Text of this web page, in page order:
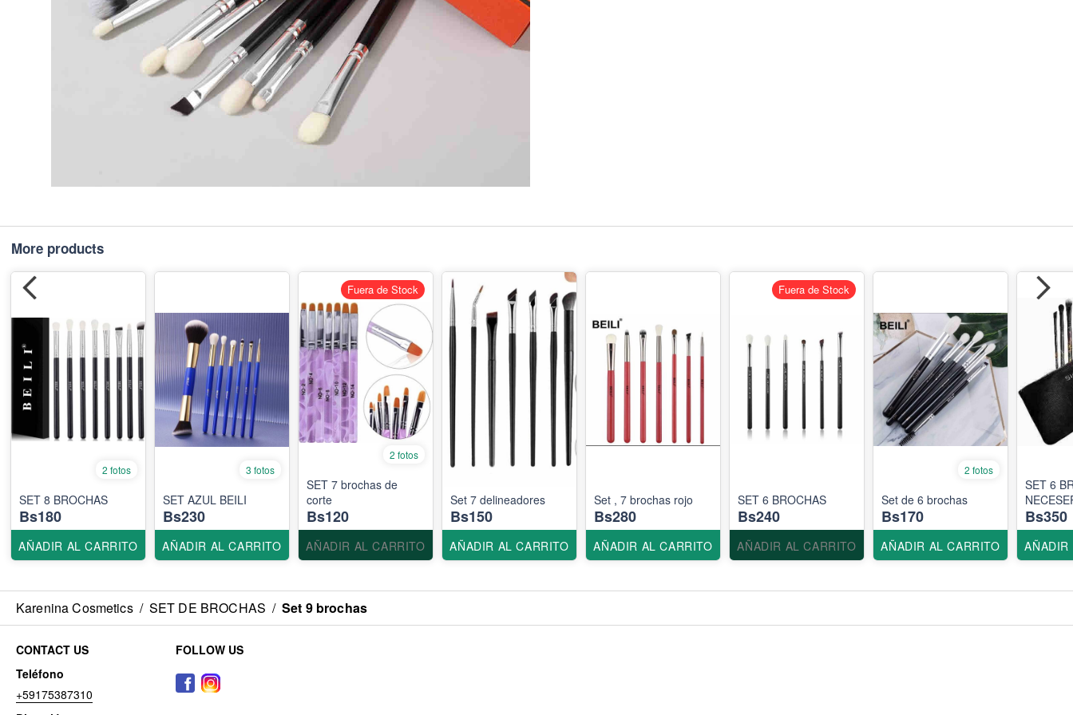
More products
2 fotos
SET 8 BROCHAS
Bs180
AÑADIR AL CARRITO
3 fotos
SET AZUL BEILI
Bs230
AÑADIR AL CARRITO
2 fotos
SET 7 brochas de
corte
Bs120
AÑADIR AL CARRITO
Fuera de Stock
Set 7 delineadores
Bs150
AÑADIR AL CARRITO
Set , 7 brochas rojo
Bs280
AÑADIR AL CARRITO
SET 6 BROCHAS
Bs240
AÑADIR AL CARRITO
Fuera de Stock
2 fotos
Set de 6 brochas
Bs170
AÑADIR AL CARRITO
SET 6
Bs350
AÑADIR
Karenina Cosmetics / SET DE BROCHAS / Set 9 brochas
CONTACT US
Teléfono
+59175387310
FOLLOW US